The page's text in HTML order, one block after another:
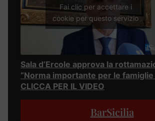
Fai clic per accettare i
cookie per questo servizio
Sala d’Ercole approva la
“Norma importante per le famiglie
CLICCA PER IL VIDEO
BarSicilia